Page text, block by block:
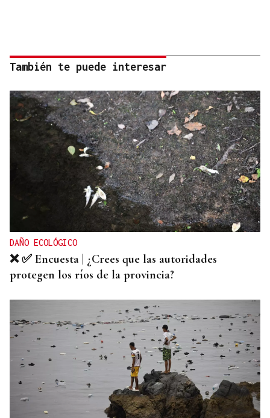
También te puede interesar
DAÑO ECOLÓGICO
❌ ✅ Encuesta | ¿Crees que las autoridades
protegen los ríos de la provincia?